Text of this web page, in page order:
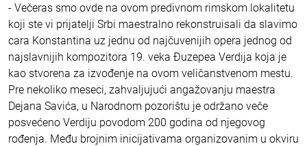
- Večeras smo ovde na ovom predivnom rimskom lokalitetu
koji ste vi prijatelji Srbi maestralno rekonstruisali da slavimo
cara Konstantina uz jednu od najčuvenijih opera jednog od
najslavnijih kompozitora 19. veka Đuzepea Verdija koja je
kao stvorena za izvođenje na ovom veličanstvenom mestu.
Pre nekoliko meseci, zahvaljujući angažovanju maestra
Dejana Savića, u Narodnom pozorištu je održano veče
posvećeno Verdiju povodom 200 godina od njegovog
rođenja. Među brojnim inicijativama organizovanim u okviru